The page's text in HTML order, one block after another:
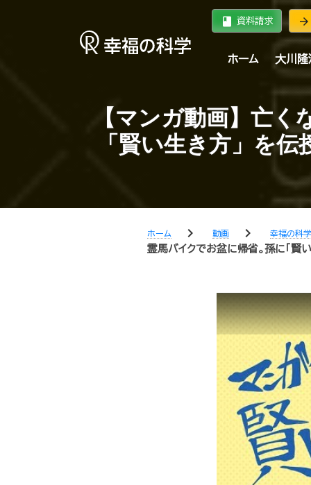
book 資料請求 arrow_forward
ホーム 大川隆
【マンガ動画】亡
「賢い生き方」を
ホーム chevron_right 動画 chevron_right 幸福の科
霊馬バイクでお盆に帰省。孫に「賢